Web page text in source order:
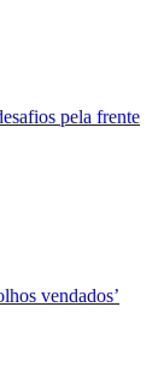
pela frente
vendados’